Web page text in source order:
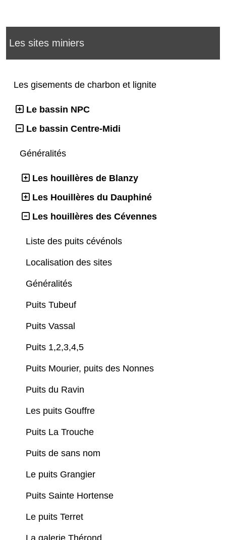
Les sites miniers
Les gisements de charbon et lignite
Le bassin NPC
Le bassin Centre-Midi
Généralités
Les houillères de Blanzy
Les Houillères du Dauphiné
Les houillères des Cévennes
Liste des puits cévénols
Localisation des sites
Généralités
Puits Tubeuf
Puits Vassal
Puits 1,2,3,4,5
Puits Mourier, puits des Nonnes
Puits du Ravin
Les puits Gouffre
Puits La Trouche
Puits de sans nom
Le puits Grangier
Puits Sainte Hortense
Le puits Terret
La galerie Thérond